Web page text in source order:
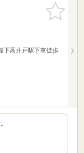
お気に入
りに追加
下高井戸駅下車徒歩
。